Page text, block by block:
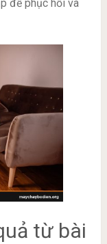
để phục hồi và
từ bài